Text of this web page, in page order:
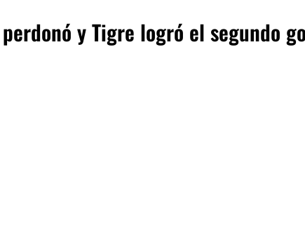
y Tigre logró el segundo